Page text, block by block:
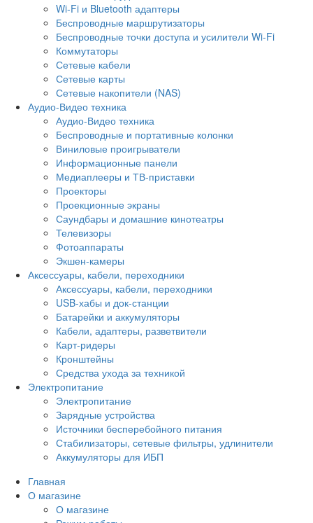
Wi-Fi и Bluetooth адаптеры
Беспроводные маршрутизаторы
Беспроводные точки доступа и усилители Wi-Fi
Коммутаторы
Сетевые кабели
Сетевые карты
Сетевые накопители (NAS)
Аудио-Видео техника
Аудио-Видео техника
Беспроводные и портативные колонки
Виниловые проигрыватели
Информационные панели
Медиаплееры и ТВ-приставки
Проекторы
Проекционные экраны
Саундбары и домашние кинотеатры
Телевизоры
Фотоаппараты
Экшен-камеры
Аксессуары, кабели, переходники
Аксессуары, кабели, переходники
USB-хабы и док-станции
Батарейки и аккумуляторы
Кабели, адаптеры, разветвители
Карт-ридеры
Кронштейны
Средства ухода за техникой
Электропитание
Электропитание
Зарядные устройства
Источники бесперебойного питания
Стабилизаторы, сетевые фильтры, удлинители
Аккумуляторы для ИБП
Главная
О магазине
О магазине